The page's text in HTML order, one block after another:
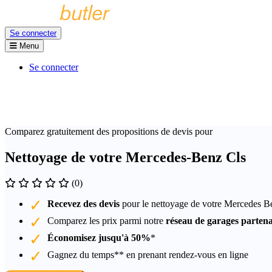
Se connecter
Menu
Se connecter
Comparez gratuitement des propositions de devis pour
Nettoyage de votre Mercedes-Benz Cls
(0)
Recevez des devis pour le nettoyage de votre Mercedes
Comparez les prix parmi notre réseau de garages
Économisez jusqu'à 50%*
Gagnez du temps** en prenant rendez-vous en ligne